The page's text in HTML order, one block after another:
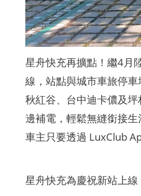
星舟快充再擴點！繼4月
線，站點與城市車旅停
秋紅谷、台中迪卡儂及
邊補電，輕鬆無縫銜接
車主只要透過 LuxClub
星舟快充為慶祝新站上